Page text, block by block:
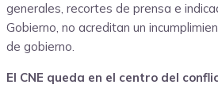
generales, recortes de prensa e
Gobierno, no acreditan un
de gobierno.
El CNE queda en el centro del